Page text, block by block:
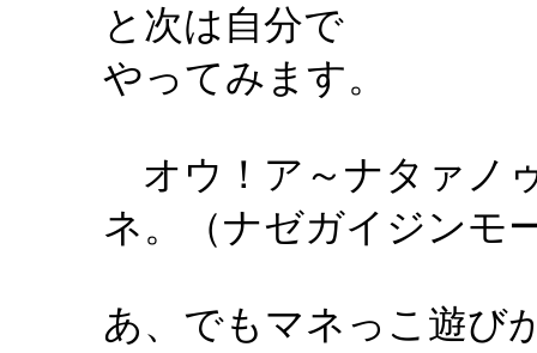
と次は自分で
やってみます。
オウ！ア～ナタァノ
ネ。（ナゼガイジンモ
あ、でもマネっこ遊び